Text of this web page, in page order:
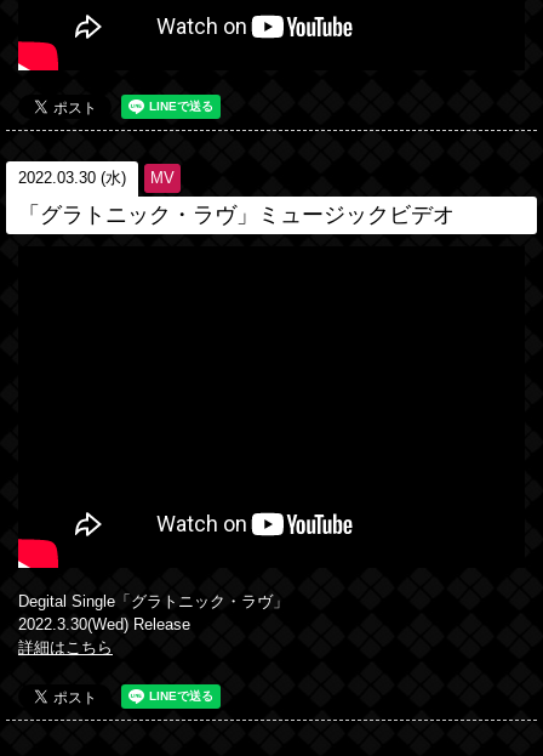
2022.03.30 (水) MV
「グラトニック・ラヴ」ミュージックビデオ
Degital Single「グラトニック・ラヴ」
2022.3.30(Wed) Release
詳細はこちら